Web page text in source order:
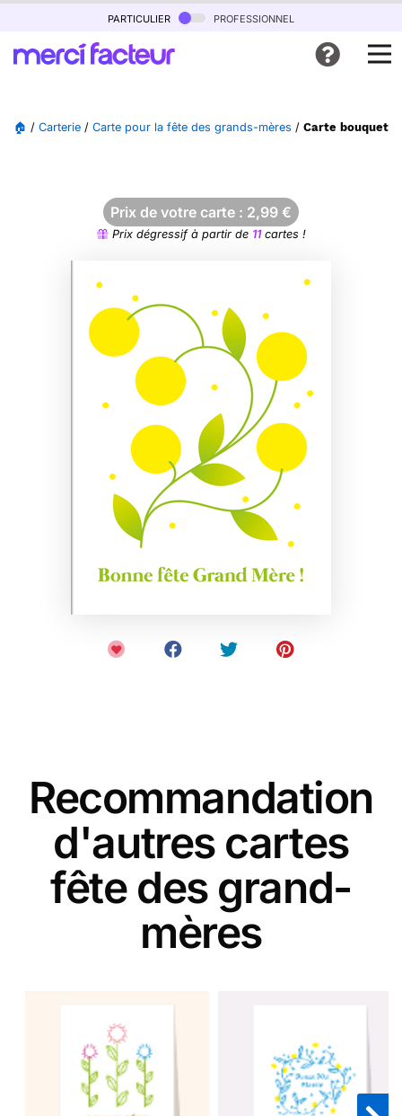
particulier professionnel
🏠 / Carterie / Carte pour la fête des grands-mères / Carte bouquet
Prix de votre carte : 2,99 €
Prix dégressif à partir de 11cartes !
Recommandation
d'autres cartes
fête des grand-
mères